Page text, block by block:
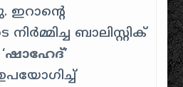
​ഇറാന്റെ
ബാലിസ്റ്റിക്
ഷാഹേദ്’